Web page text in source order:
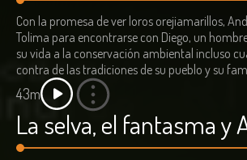
Con la promesa de ver loros orejiamarillos,
Tolima para encontrarse con Diego, un
su vida a la conservación ambiental incluso
contra de las tradiciones de su pueblo y su
43m
La selva, el fantasma y